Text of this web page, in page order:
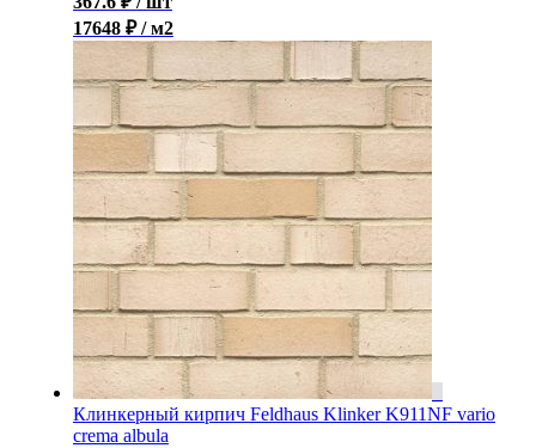
17648 ₽ / м2
Клинкерный кирпич Feldhaus Klinker K911NF vario
crema albula